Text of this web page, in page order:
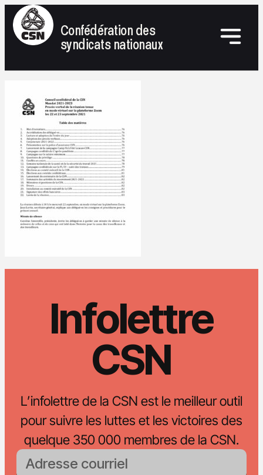
Confédération des
syndicats nationaux
Infolettre
CSN
L’infolettre de la CSN est le meilleur outil
pour suivre les luttes et les victoires des
quelque 350 000 membres de la CSN.